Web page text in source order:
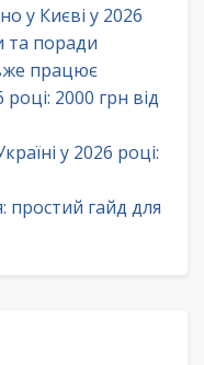
у Києві у 2026
та поради
працює
2000 грн від
у 2026 році:
простий гайд для